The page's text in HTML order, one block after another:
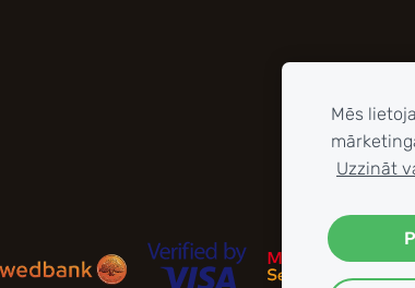
Mēs
Uzzināt